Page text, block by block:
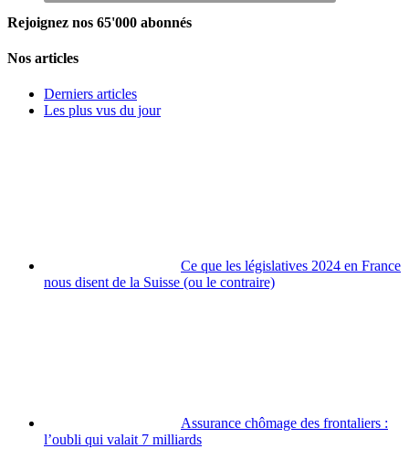
Rejoignez nos 65'000 abonnés
Nos articles
Derniers articles
Les plus vus du jour
Ce que les législatives 2024 en France
nous disent de la Suisse (ou le contraire)
Assurance chômage des frontaliers :
l’oubli qui valait 7 milliards